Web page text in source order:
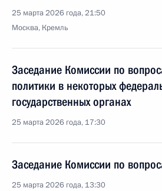
25 марта 2026 года, 21:50
Москва, Кремль
Заседание Комиссии по
политики в некоторых
государственных органах
25 марта 2026 года, 17:30
Заседание Комиссии по
25 марта 2026 года, 13:30